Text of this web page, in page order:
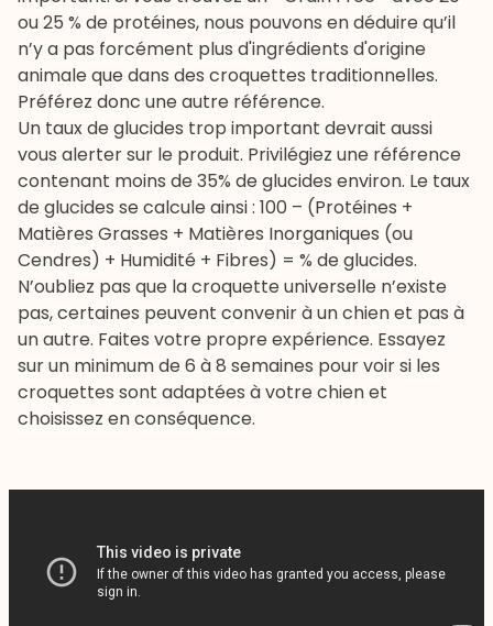
ou 25 % de protéines, nous pouvons en déduire qu’il
n’y a pas forcément plus d'ingrédients d'origine
animale que dans des croquettes traditionnelles.
Préférez donc une autre référence.
Un taux de glucides trop important devrait aussi
vous alerter sur le produit. Privilégiez une référence
contenant moins de 35% de glucides environ. Le taux
de glucides se calcule ainsi : 100 – (Protéines +
Matières Grasses + Matières Inorganiques (ou
Cendres) + Humidité + Fibres) = % de glucides.
N’oubliez pas que la croquette universelle n’existe
pas, certaines peuvent convenir à un chien et pas à
un autre. Faites votre propre expérience. Essayez
sur un minimum de 6 à 8 semaines pour voir si les
croquettes sont adaptées à votre chien et
choisissez en conséquence.